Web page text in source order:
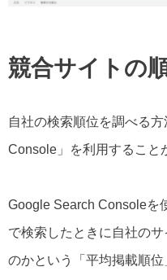
競合サイトの
自社の検索順位を調べる
Console」を利用すること
Google Search Consoleを
で検索したときに自社の
のかという「平均掲載順位